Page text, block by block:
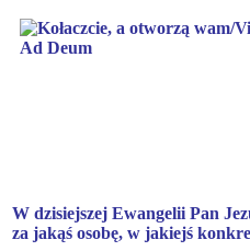
W dzisiejszej Ewangelii Pan
za jakąś osobę, w jakiejś